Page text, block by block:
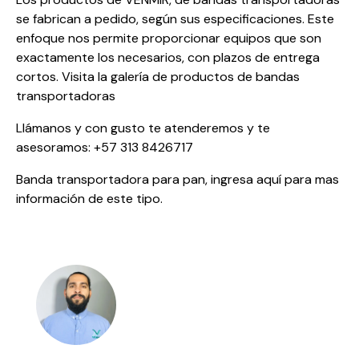
se fabrican a pedido, según sus especificaciones. Este
enfoque nos permite proporcionar equipos que son
exactamente los necesarios, con plazos de entrega
cortos. Visita la galería de productos de bandas
transportadoras
Llámanos y con gusto te atenderemos y te
asesoramos: +57 313 8426717
Banda transportadora para pan, ingresaaquípara mas
información de este tipo.